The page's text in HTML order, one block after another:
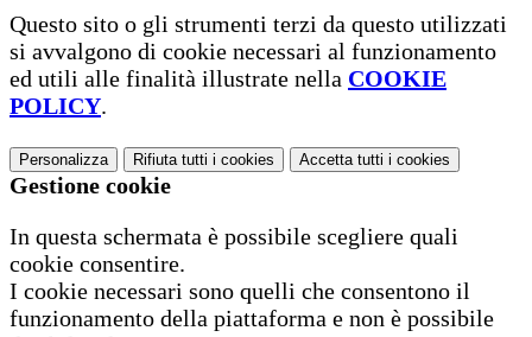
Questo sito o gli strumenti terzi da questo utilizzati
si avvalgono di cookie necessari al funzionamento
ed utili alle finalità illustrate nella COOKIE
POLICY.
Personalizza Rifiuta tutti i cookies Accetta tutti i cookies
Gestione cookie
In questa schermata è possibile scegliere quali
cookie consentire.
I cookie necessari sono quelli che consentono il
funzionamento della piattaforma e non è possibile